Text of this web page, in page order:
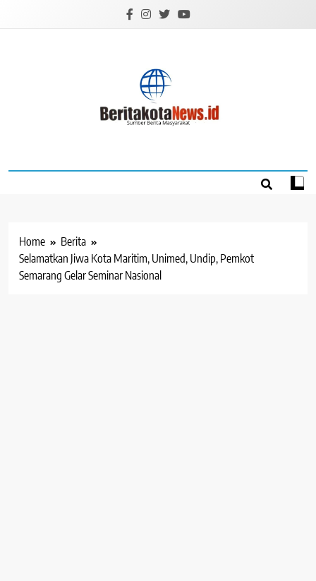
Home
Berita
Selamatkan Jiwa Kota Maritim, Unimed, Undip, Pemkot
Semarang Gelar Seminar Nasional